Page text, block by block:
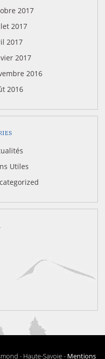
2017
2017
2017
2017
2016
2016
Utiles
- Haute-Savoie - Mentions